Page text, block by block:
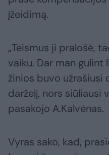
įžeidimą.
„Teismus ji pralošė,
vaiku. Dar man gulint
žinios buvo užrašiusi
darželį, nors siūliausi
pasakojo A.Kalvėnas.
Vyras sako, kad,